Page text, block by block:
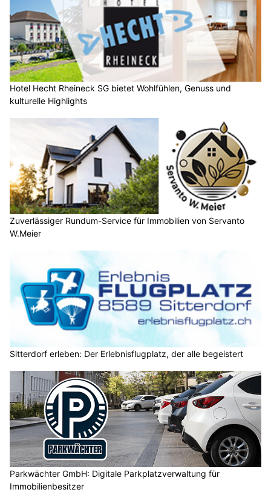
Hotel Hecht Rheineck SG bietet Wohlfühlen, Genuss und
kulturelle Highlights
Zuverlässiger Rundum-Service für Immobilien von Servanto
W.Meier
Sitterdorf erleben: Der Erlebnisflugplatz, der alle begeistert
Parkwächter GmbH: Digitale Parkplatzverwaltung für
Immobilienbesitzer